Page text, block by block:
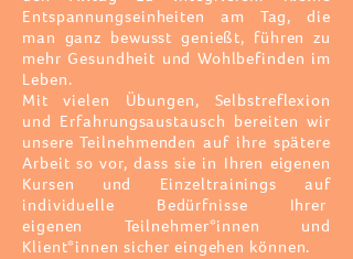
Entspannungseinheiten am Tag, die
man ganz bewusst genießt, führen zu
mehr Gesundheit und Wohlbefinden im
Leben.
Mit vielen Übungen, Selbstreflexion
und Erfahrungsaustausch bereiten wir
unsere Teilnehmenden auf ihre spätere
Arbeit so vor, dass sie in Ihren eigenen
Kursen und Einzeltrainings auf
individuelle Bedürfnisse Ihrer
eigenen Teilnehmer*innen
und
Klient*innen sicher eingehen können.